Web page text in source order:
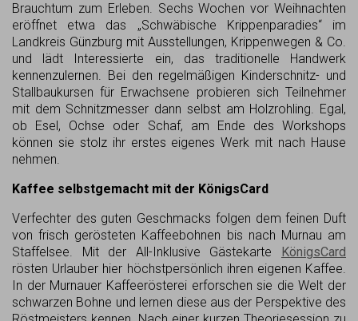
Brauchtum zum Erleben. Sechs Wochen vor Weihnachten
eröffnet etwa das „Schwäbische Krippenparadies“ im
Landkreis Günzburg mit Ausstellungen, Krippenwegen & Co.
und lädt Interessierte ein, das traditionelle Handwerk
kennenzulernen. Bei den regelmäßigen Kinderschnitz- und
Stallbaukursen für Erwachsene probieren sich Teilnehmer
mit dem Schnitzmesser dann selbst am Holzrohling. Egal,
ob Esel, Ochse oder Schaf, am Ende des Workshops
können sie stolz ihr erstes eigenes Werk mit nach Hause
nehmen.
Kaffee selbstgemacht mit der KönigsCard
Verfechter des guten Geschmacks folgen dem feinen Duft
von frisch gerösteten Kaffeebohnen bis nach Murnau am
Staffelsee. Mit der All-Inklusive Gästekarte KönigsCard
rösten Urlauber hier höchstpersönlich ihren eigenen Kaffee.
In der Murnauer Kaffeerösterei erforschen sie die Welt der
schwarzen Bohne und lernen diese aus der Perspektive des